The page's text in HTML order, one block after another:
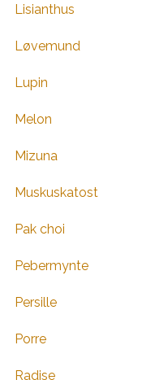
Lisianthus
Løvemund
Lupin
Melon
Mizuna
Muskuskatost
Pak choi
Pebermynte
Persille
Porre
Radise